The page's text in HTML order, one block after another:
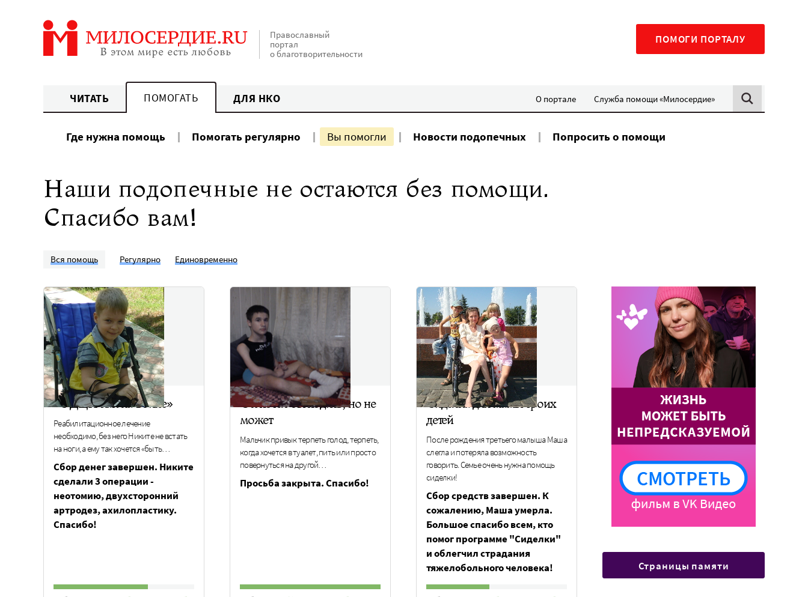
Православный
портал
о благотворительности
ПОМОГИ ПОРТАЛУ
ЧИТАТЬ ПОМОГАТЬ ДЛЯ НКО О портале Служба помощи «Милосердие»
Где нужна помощь Помогать регулярно Вы помогли Новости подопечных Попросить о помощи
Наши подопечные не остаются без помощи.
Спасибо вам!
Вся помощь Регулярно Единовременно
«С ДЦП как на войне»
Реабилитационное лечение
необходимо, без него Никите не встать
на ноги, а ему так хочется «быть…
Сбор денег завершен. Никите
сделали 3 операции -
неотомию, двухсторонний
артродез, ахилопластику.
Спасибо!
Он хотел бы ходить, но не
может
Мальчик привык терпеть голод, терпеть,
когда хочется в туалет, пить или просто
повернуться на другой…
Просьба закрыта. Спасибо!
Сиделка для мамы троих
детей
После рождения третьего малыша Маша
слегла и потеряла возможность
говорить. Семье очень нужна помощь
сиделки!
Сбор средств завершен. К
сожалению, Маша умерла.
Большое спасибо всем, кто
помог программе "Сиделки"
и облегчил страдания
тяжелобольного человека!
Страницы памяти